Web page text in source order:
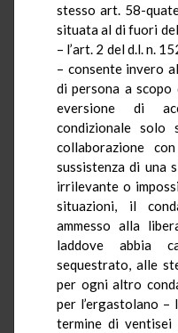
stesso art. 58-
situata al di fuori
– l’art. 2 del d.l. n.
– consente invero
di persona a
eversione di
condizionale solo
collaborazione
sussistenza di una
irrilevante o
situazioni, il
ammesso alla
laddove abbia
sequestrato, alle
per ogni altro
per l’ergastolano
termine di ventisei